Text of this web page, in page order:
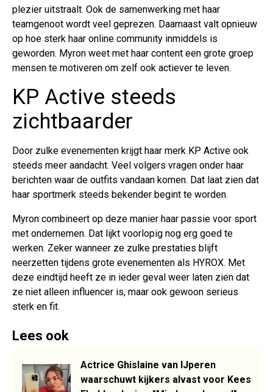
plezier uitstraalt. Ook de samenwerking met haar
teamgenoot wordt veel geprezen. Daarnaast valt opnieuw
op hoe sterk haar online community inmiddels is
geworden. Myron weet met haar content een grote groep
mensen te motiveren om zelf ook actiever te leven.
KP Active steeds
zichtbaarder
Door zulke evenementen krijgt haar merk KP Active ook
steeds meer aandacht. Veel volgers vragen onder haar
berichten waar de outfits vandaan komen. Dat laat zien dat
haar sportmerk steeds bekender begint te worden.
Myron combineert op deze manier haar passie voor sport
met ondernemen. Dat lijkt voorlopig nog erg goed te
werken. Zeker wanneer ze zulke prestaties blijft
neerzetten tijdens grote evenementen als HYROX. Met
deze eindtijd heeft ze in ieder geval weer laten zien dat
ze niet alleen influencer is, maar ook gewoon serieus
sterk en fit.
Lees ook
Actrice Ghislaine van IJperen
waarschuwt kijkers alvast voor Kees